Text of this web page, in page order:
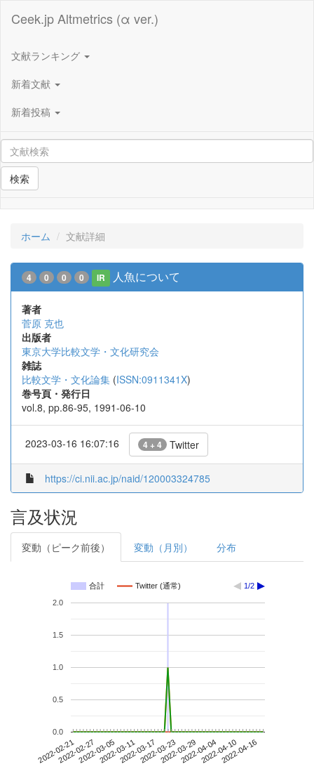
Ceek.jp Altmetrics (α ver.)
文献ランキング
新着文献
新着投稿
検索
ホーム 文献詳細
4 0 0 0 IR 人魚について
著者
菅原 克也
出版者
東京大学比較文学・文化研究会
雑誌
比較文学・文化論集 (ISSN:0911341X)
巻号頁・発行日
vol.8, pp.86-95, 1991-06-10
2023-03-16 16:07:16 4 + 4 Twitter
https://ci.nii.ac.jp/naid/120003324785
言及状況
変動（ピーク前後） 変動（月別） 分布
合計 Twitter (通常) 1/2
2022-02-212022-02-272022-03-052022-03-112022-03-172022-03-232022-03-292022-04-042022-04-102022-04-16
0.0
0.5
1.0
1.5
2.0